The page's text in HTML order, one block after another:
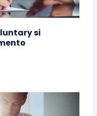
si